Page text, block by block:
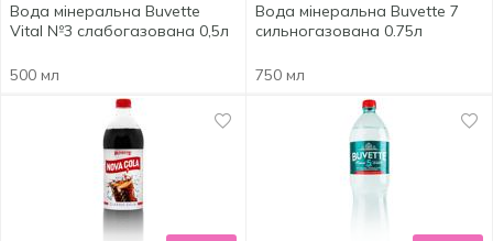
Вода мінеральна Buvette
Vital №3 слабогазована 0,5л
500 мл
Вода мінеральна Buvette 7
сильногазована 0.75л
750 мл